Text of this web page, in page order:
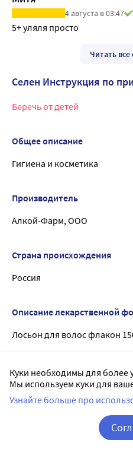
4 августа в 03:47
5+ уляля просто
Читать
Селен Инструкция по
Беречь от детей
Общее описание
Гигиена и косметика
Производитель
Алкой-Фарм, ООО
Страна происхождения
Россия
Описание лекарственной
Лосьон для волос флакон
Состав
Aqua, Hydrolyzed Lupine
PEG-40 Hydrogenated Castor
Keratin (кератин), Caffeine
(гидролизат коллагена),
Куки необходимы для более
Мы используем куки для
Узнайте больше про